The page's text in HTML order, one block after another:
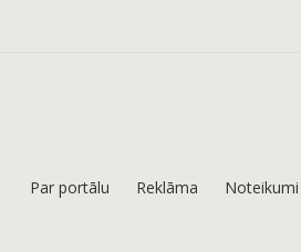
Par portālu Reklāma Noteikumi